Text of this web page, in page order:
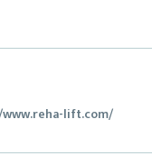
lift.com/